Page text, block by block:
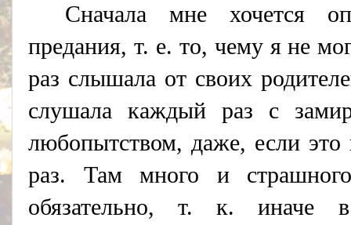
Сначала мне хочется
предания, т. е. то, чему я не
раз слышала от своих
слушала каждый раз с
любопытством, даже, если
раз. Там много и
обязательно, т. к. иначе